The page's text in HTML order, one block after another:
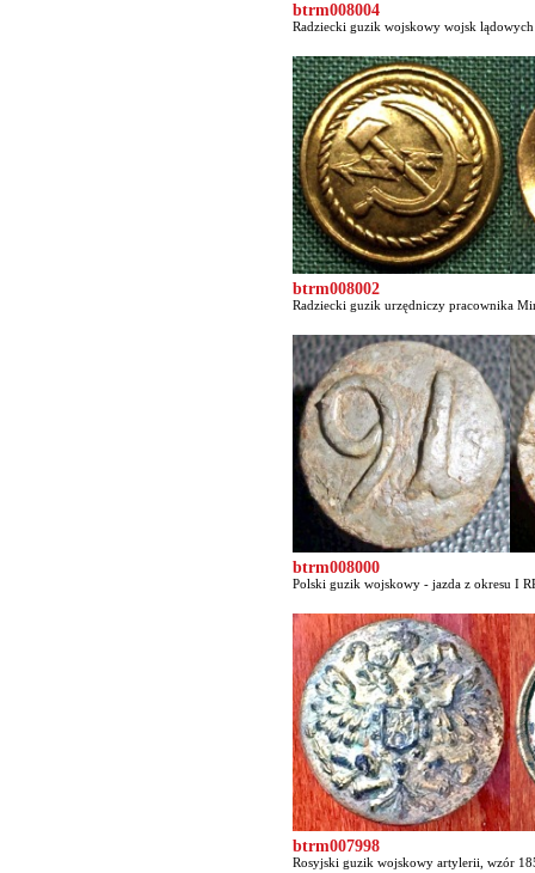
btrm008004
Radziecki guzik wojskowy wojsk
btrm008002
Radziecki guzik urzędniczy pracownika
btrm008000
Polski guzik wojskowy - jazda z okresu I
btrm007998
Rosyjski guzik wojskowy artylerii, wzór